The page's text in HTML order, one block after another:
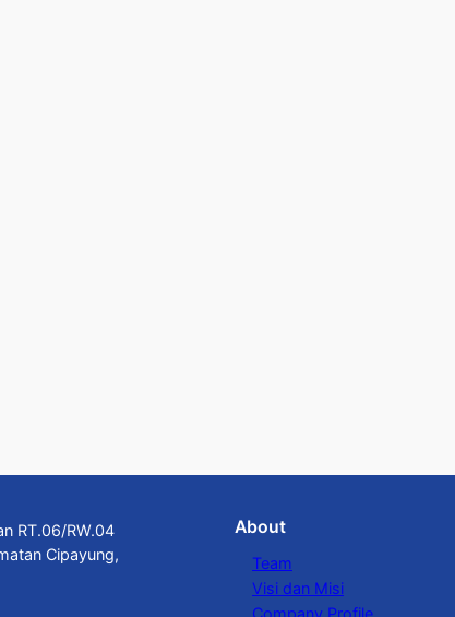
RT.06/RW.04
Cipayung,
About
Team
Visi dan Misi